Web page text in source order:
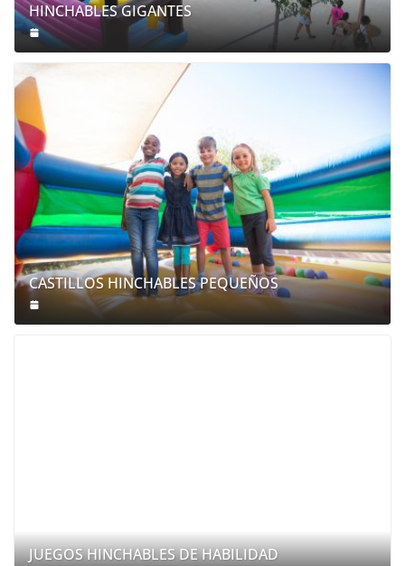
HINCHABLES GIGANTES
CASTILLOS HINCHABLES PEQUEÑOS
JUEGOS HINCHABLES DE HABILIDAD